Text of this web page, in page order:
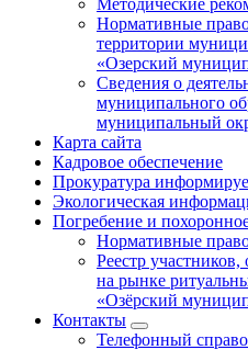
Методические
Нормативные
территории
«Озерский
Сведения о
муниципального
муниципальный
Карта сайта
Кадровое обеспечение
Прокуратура
Экологическая
Погребение и
Нормативные
Реестр
на рынке
«Озёрский
Контакты
Телефонный